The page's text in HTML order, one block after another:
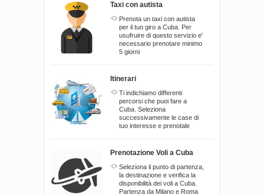
Taxi con autista
Prenota un taxi con autista
per il tuo giro a Cuba. Per
usufruire di questo servizio e'
necessario prenotare minimo
5 giorni
Itinerari
Ti indichiamo differenti
percorsi che puoi fare a
Cuba. Seleziona
successivamente le case di
tuo interesse e prenotale
Prenotazione Voli a Cuba
Seleziona il punto di partenza,
la destinazione e verifica la
disponibilitá dei voli a Cuba.
Partenza da Milano e Roma